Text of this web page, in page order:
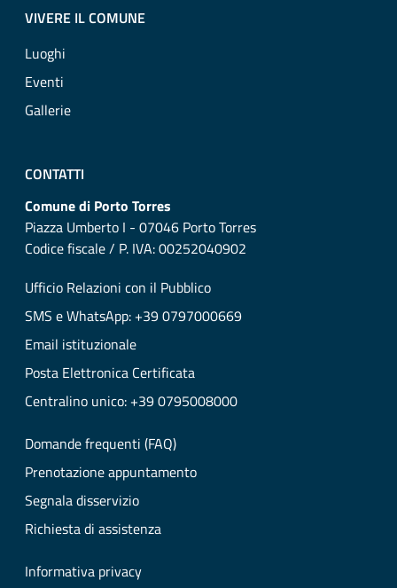
VIVERE IL COMUNE
Luoghi
Eventi
Gallerie
CONTATTI
Comune di Porto Torres
Piazza Umberto I - 07046 Porto Torres
Codice fiscale / P. IVA: 00252040902
Ufficio Relazioni con il Pubblico
SMS e WhatsApp: +39 0797000669
Email istituzionale
Posta Elettronica Certificata
Centralino unico: +39 0795008000
Domande frequenti (FAQ)
Prenotazione appuntamento
Segnala disservizio
Richiesta di assistenza
Informativa privacy